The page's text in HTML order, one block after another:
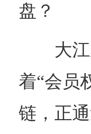
盘？
大
着“会员
链，正